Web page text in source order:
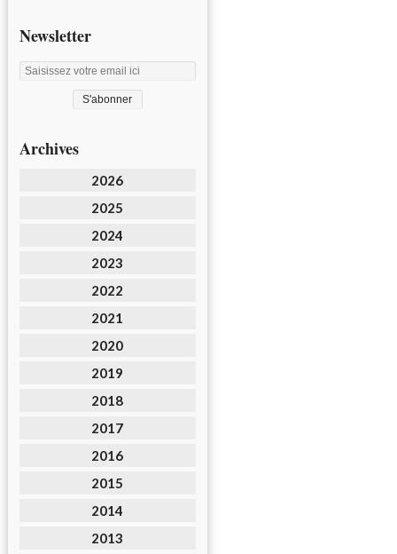
Newsletter
Archives
2026
2025
2024
2023
2022
2021
2020
2019
2018
2017
2016
2015
2014
2013